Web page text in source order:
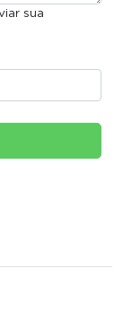
sua